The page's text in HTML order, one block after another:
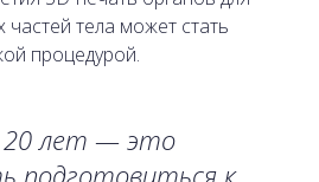
тела может стать
процедурой.
20 лет — это
подготовиться к